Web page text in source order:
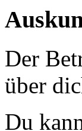
Der
über
Du